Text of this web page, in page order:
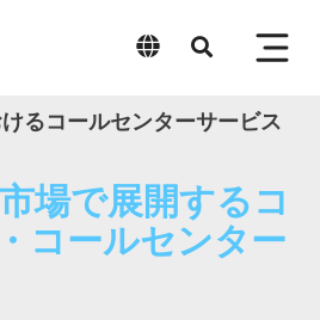
日本語
るコールセンターサービス
場で展開するコ
コールセンター